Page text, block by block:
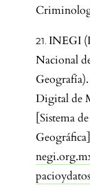
INEGI
Nacional
Digital de
[Sistema